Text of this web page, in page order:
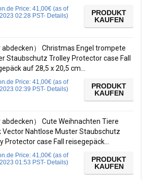
Price: 41,00€ (as of
02:28 PST- Details)
PRODUKT
KAUFEN
abdecken） Christmas Engel trompete
Staubschutz Trolley Protector case Fall
auf 28,5 x 20,5 cm…
Price: 41,00€ (as of
02:39 PST- Details)
PRODUKT
KAUFEN
abdecken） Cute Weihnachten Tiere
Vector Nahtlose Muster Staubschutz
Protector case Fall reisegepäck…
Price: 41,00€ (as of
01:53 PST- Details)
PRODUKT
KAUFEN